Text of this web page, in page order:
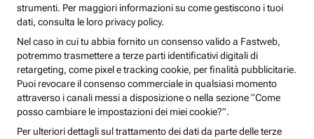
strumenti. Per maggiori informazioni su come gestiscono i tuoi
dati, consulta le loro privacy policy.
Nel caso in cui tu abbia fornito un consenso valido a Fastweb,
potremmo trasmettere a terze parti identificativi digitali di
retargeting, come pixel e tracking cookie, per finalità pubblicitarie.
Puoi revocare il consenso commerciale in qualsiasi momento
attraverso i canali messi a disposizione o nella sezione “Come
posso cambiare le impostazioni dei miei cookie?”.
Per ulteriori dettagli sul trattamento dei dati da parte delle terze